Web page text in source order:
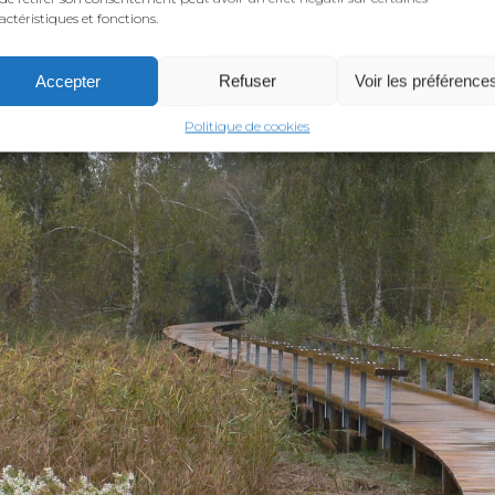
et fonctions.
Accepter Refuser Voir les
Politique de cookies